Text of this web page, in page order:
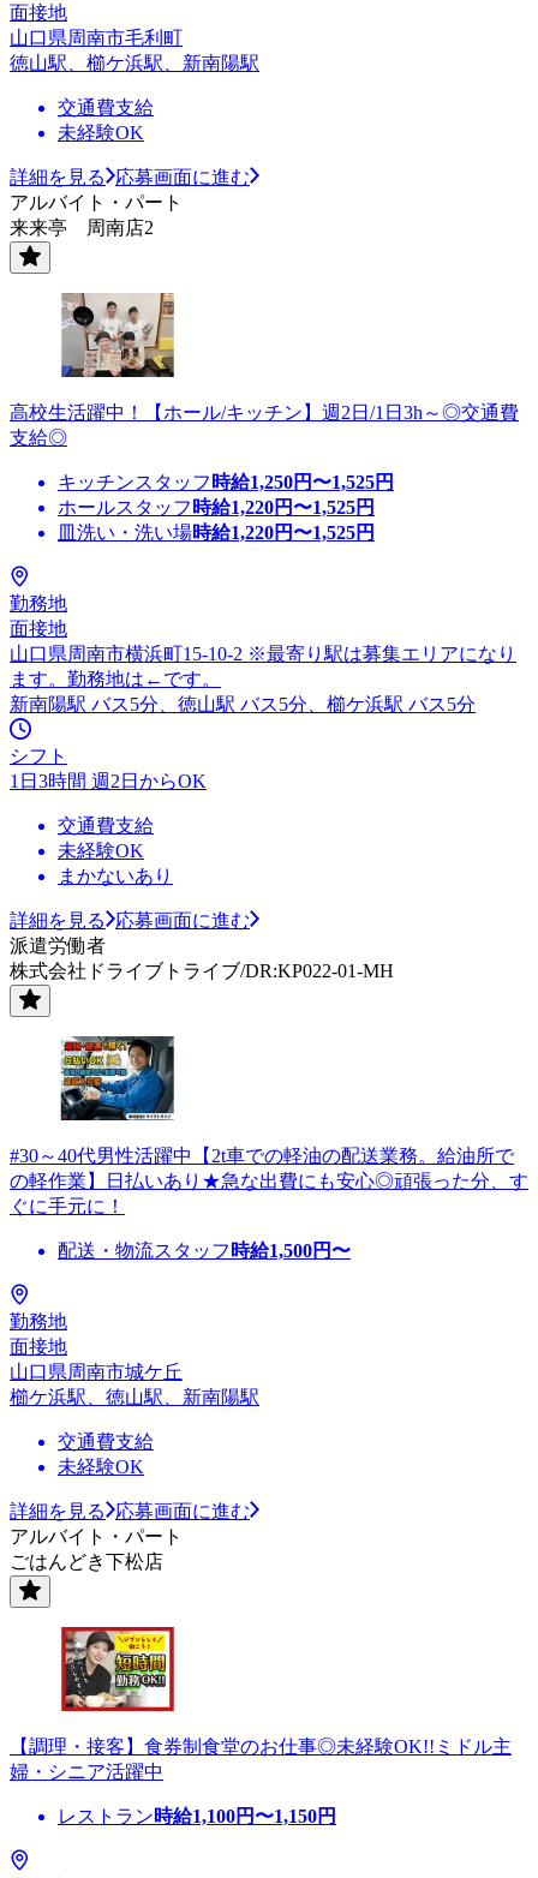
面接地
山口県周南市毛利町
徳山駅、櫛ケ浜駅、新南陽駅
交通費支給
未経験OK
詳細を見る
応募画面に進む
アルバイト・パート
来来亭 周南店2
高校生活躍中！【ホール/キッチン】週2日/1日3h～◎交通費
支給◎
キッチンスタッフ 時給1,250円〜1,525円
ホールスタッフ 時給1,220円〜1,525円
皿洗い・洗い場時給1,220円〜1,525円
勤務地
面接地
山口県周南市横浜町15-10-2 ※最寄り駅は募集エリアになり
ます。勤務地は←です。
新南陽駅 バス5分、徳山駅 バス5分、櫛ケ浜駅 バス5分
シフト
1日3時間 週2日からOK
交通費支給
未経験OK
まかないあり
詳細を見る
応募画面に進む
派遣労働者
株式会社ドライブトライブ/DR:KP022-01-MH
#30～40代男性活躍中【2t車での軽油の配送業務。給油所で
の軽作業】日払いあり★急な出費にも安心◎頑張った分、す
ぐに手元に！
配送・物流スタッフ 時給1,500円〜
勤務地
面接地
山口県周南市城ケ丘
櫛ケ浜駅、徳山駅、新南陽駅
交通費支給
未経験OK
詳細を見る
応募画面に進む
アルバイト・パート
ごはんどき下松店
【調理・接客】食券制食堂のお仕事◎未経験OK!!ミドル主
婦・シニア活躍中
レストラン時給1,100円〜1,150円